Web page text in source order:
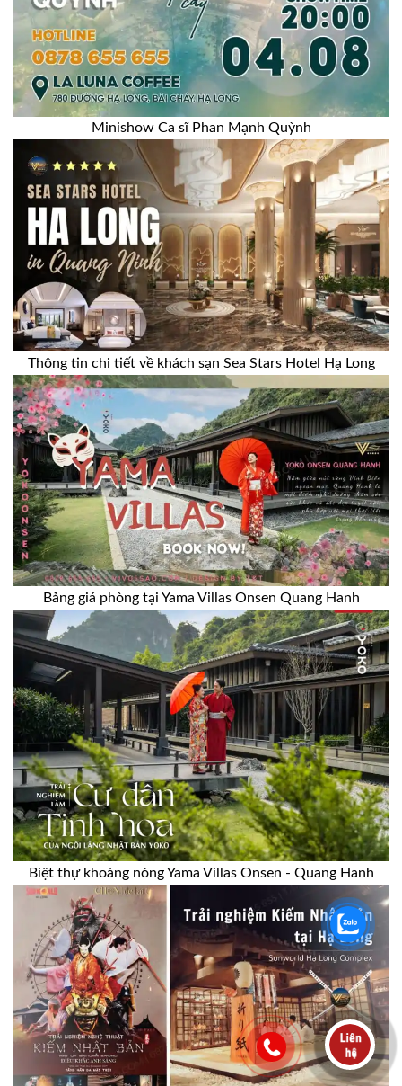
Minishow Ca sĩ Phan Mạnh Quỳnh
Thông tin chi tiết về khách sạn Sea Stars Hotel Hạ Long
Bảng giá phòng tại Yama Villas Onsen Quang Hanh
Biệt thự khoáng nóng Yama Villas Onsen - Quang Hanh